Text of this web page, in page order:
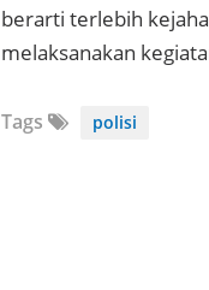
berarti terlebih
melaksanakan
Tags polisi